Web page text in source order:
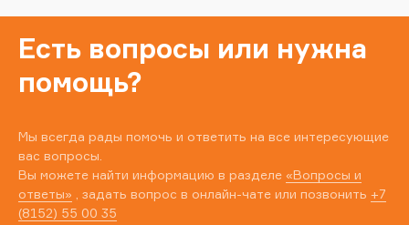
Есть вопросы или нужна
помощь?
Мы всегда рады помочь и ответить на все интересующие
вас вопросы.
Вы можете найти информацию в разделе «Вопросы и
ответы» , задать вопрос в онлайн-чате или позвонить +7
(8152) 55 00 35